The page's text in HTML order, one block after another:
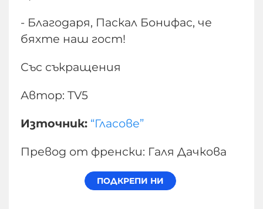
- Благодаря, Паскал Бонифас, че
бяхте наш гост!
Със съкращения
Автор: TV5
Източник: “Гласове”
Превод от френски: Галя Дачкова